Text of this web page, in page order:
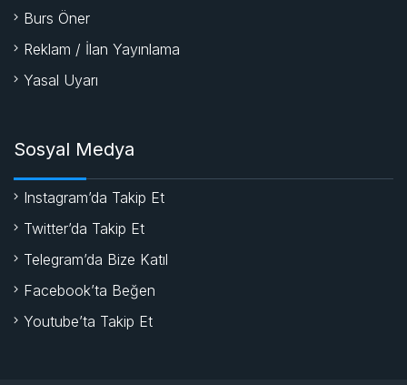
Burs Öner
Reklam / İlan Yayınlama
Yasal Uyarı
Sosyal Medya
Instagram’da Takip Et
Twitter’da Takip Et
Telegram’da Bize Katıl
Facebook’ta Beğen
Youtube’ta Takip Et